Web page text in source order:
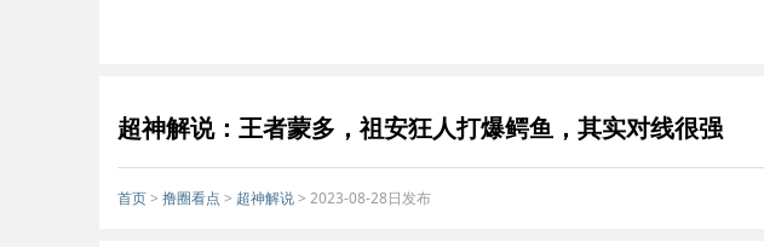
超神解说：王者蒙多，祖安狂人打爆鳄鱼，其实对线很强
首页> 撸圈看点 > 超神解说> 2023-08-28日发布